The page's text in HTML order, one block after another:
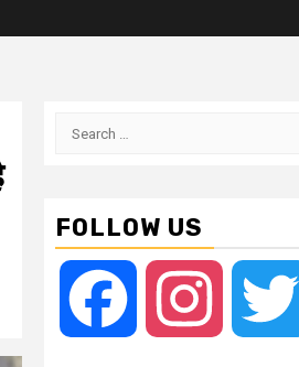
Search
FOLLOW US
Facebook Instagram